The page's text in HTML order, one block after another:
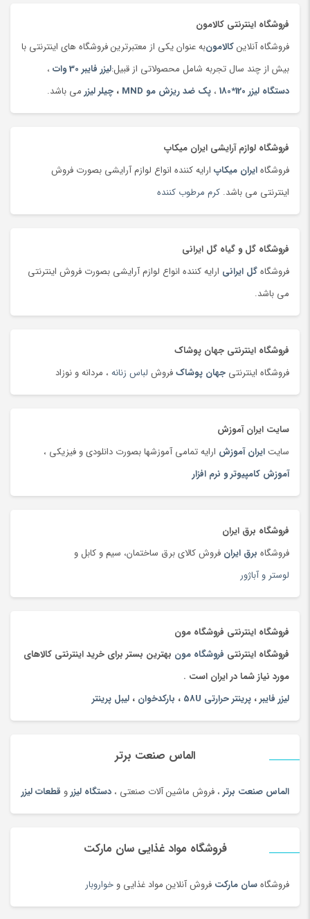
ترازو
ترازو
ترازوی آشپزخانه(180)
تردمیل(91)
تست قند خون (130)
تسمه خودرو
(180)
تشک بازی و پارک بازی
(181)
تصفیه هوا(103)
تفنگ، تیر و لوازم بازی جنگی (177)
تلسکوپ
تلفن، بی سیم و سانترال(24)
تلفن، بی سیم و سانترال
(181)
تلویزیون
توپ (63)
تی شرت و پولو شرت (180)
تی شرت و پولوشرت(181)
جارو شارژی(63)
چادر (89)
چاقو و ابزار چندکاره(93)
چای(100)
چای محلی(98)
چتر(100)
چراغ خواب و آباژور
چراغ خودرو (182)
چسب صنعتی
(180)
فروشگاه اینترنتی کالامون
فروشگاه آنلاینکالامونبه عنوان یکی از معتبرترین فروشگاه های اینترنتی با
بیش از چند سال تجربه شامل محصولاتی از قبیل:لیزر فایبر 30 وات
،
دستگاه لیزر 120*180
، پک ضد ریزش مو MND ، چیلر لیزر می باشد.
فروشگاه لوازم آرایشی ایران میکاپ
فروشگاهایران میکاپ ارایه کننده انواع لوازم آرایشی بصورت فروش
اینترنتی می باشد. کرم مرطوب کننده
فروشگاه گل و گیاه گل ایرانی
فروشگاهگل ایرانی ارایه کننده انواع لوازم آرایشی بصورت فروش اینترنتی
می باشد.
فروشگاه اینترنتی جهان پوشاک
فروشگاه اینترنتی جهان پوشاکفروش لباس زنانه ، مردانه و نوزاد
سایت ایران آموزش
سایت ایران آموزش ارایه تمامی آموزشها بصورت دانلودی و فیزیکی ،
آموزش کامپیوتر و نرم افزار
فروشگاه برق ایران
فروشگاه برق ایران فروش کالای برق ساختمان، سیم و کابل و
لوستر و آباژور
فروشگاه اینترنتی فروشگاه مون
فروشگاه اینترنتی فروشگاه مون بهترین بستر برای خرید اینترنتی کالاهای
مورد نیاز شما در ایران است .
لیزر فایبر، پرینتر حرارتی 58U ، بارکدخوان ، لیبل پرینتر
الماس صنعت برتر
الماس صنعت برتر، فروش ماشین آلات صنعتی ، دستگاه لیزرو قطعات لیزر
فروشگاه مواد غذایی سان مارکت
فروشگاهسان مارکت فروش آنلاین مواد غذایی و خواروبار